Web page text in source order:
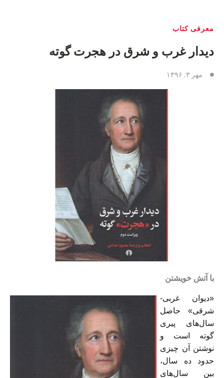
معرفی كتاب
دیدار غرب و شرق در هجرت گوته
مهر ۳, ۱۳۹۶
با آتش خویشتن
«دیوان غربی-
شرقی» حاصل
سال‌های پیری
گوته است و
نوشتن آن چیزی
حدود ده سال،
بین سال‌های